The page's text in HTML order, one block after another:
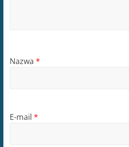
Nazwa *
E-mail *